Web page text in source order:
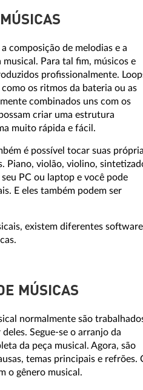
composição de melodias e a
Para tal fim, músicos e
profissionalmente.
os ritmos da bateria ou as
combinados uns com os
criar uma estrutura
muito rápida e fácil.
é possível tocar suas
Piano, violão, violino,
PC ou laptop e você pode
E eles também podem ser
existem diferentes
MÚSICAS
normalmente são
Segue-se o arranjo da
da peça musical. Agora, são
temas principais e refrões.
o gênero musical.